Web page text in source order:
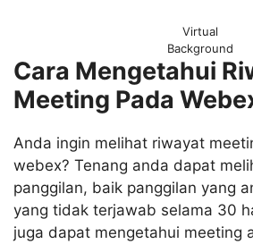
Virtual
Background
Cara Mengetahui
Meeting Pada
Anda ingin melihat riwayat
webex? Tenang anda dapat
panggilan, baik panggilan yang
yang tidak terjawab selama 30
juga dapat mengetahui meeting